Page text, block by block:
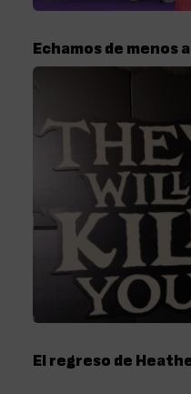
Echamos de menos
El regreso de